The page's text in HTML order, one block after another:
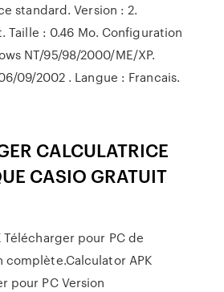
standard. Version : 2.
Taille : 0.46 Mo. Configuration
NT/95/98/2000/ME/XP.
09/2002 . Langue : Francais.
CALCULATRICE
CASIO GRATUIT
pour PC de
complète.Calculator APK
pour PC Version